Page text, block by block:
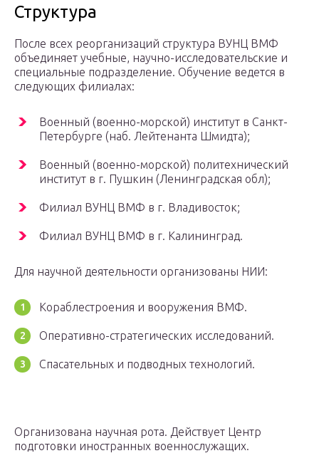
Структура
После всех реорганизаций структура ВУНЦ ВМФ
объединяет учебные, научно-исследовательские и
специальные подразделение. Обучение ведется в
следующих филиалах:
Военный (военно-морской) институт в Санкт-
Петербурге (наб. Лейтенанта Шмидта);
Военный (военно-морской) политехнический
институт в г. Пушкин (Ленинградская обл);
Филиал ВУНЦ ВМФ в г. Владивосток;
Филиал ВУНЦ ВМФ в г. Калининград.
Для научной деятельности организованы НИИ:
Кораблестроения и вооружения ВМФ.
Оперативно-стратегических исследований.
Спасательных и подводных технологий.
Организована научная рота. Действует Центр
подготовки иностранных военнослужащих.